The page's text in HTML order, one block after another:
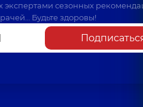
экспертами сезонных
Будьте здоровы!